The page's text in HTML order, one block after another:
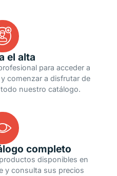
el alta
para acceder a
comenzar a disfrutar de
nuestro catálogo.
completo
disponibles en
y consulta sus precios